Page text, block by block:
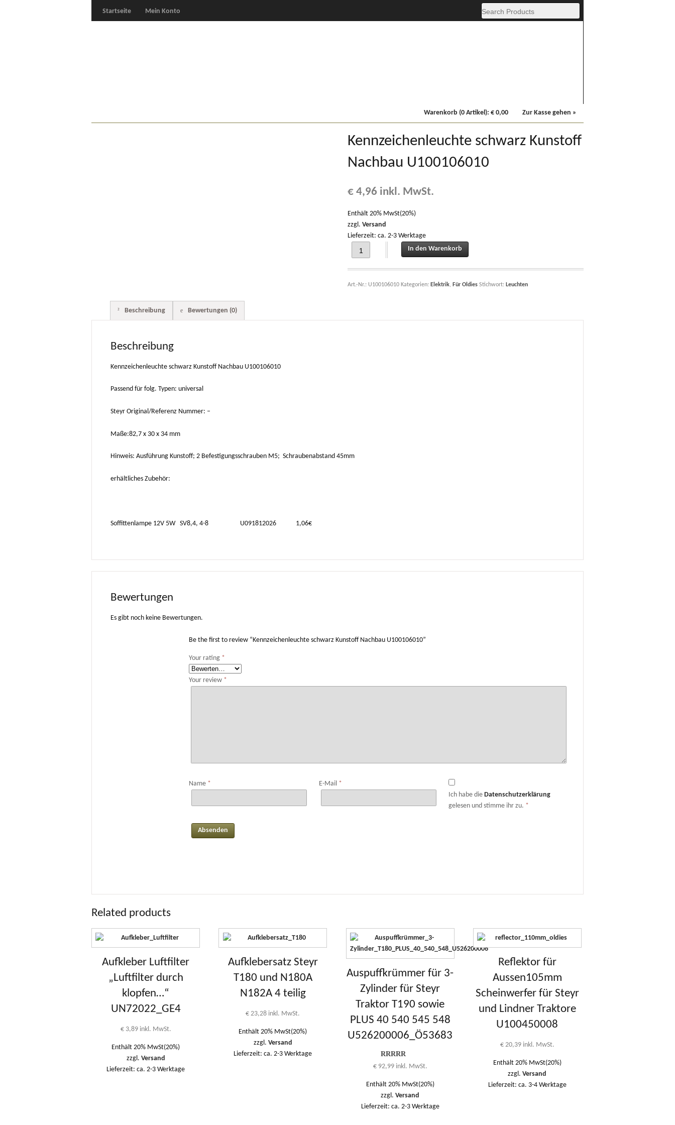
Startseite Mein Konto
Zur Kasse gehen »
Warenkorb (0 Artikel): € 0,00
Kennzeichenleuchte schwarz Kunstoff
Nachbau U100106010
€4,96 inkl. MwSt.
Enthält 20% MwSt(20%)
zzgl. Versand
Lieferzeit: ca. 2-3 Werktage
Kennzeichenleuchte schwarz Kunstoff Nachbau U100106010 quantity
In den Warenkorb
Art.-Nr.: U100106010 Kategorien: Elektrik, Für Oldies Stichwort: Leuchten
Beschreibung Bewertungen (0)
Beschreibung
Kennzeichenleuchte schwarz Kunstoff Nachbau U100106010
Passend für folg. Typen: universal
Steyr Original/Referenz Nummer: –
Maße:82,7 x 30 x 34 mm
Hinweis: Ausführung Kunstoff; 2 Befestigungsschrauben M5; Schraubenabstand 45mm
erhältliches Zubehör:
Soffittenlampe 12V 5W SV8,4, 4-8 U091812026 1,06€
Bewertungen
Es gibt noch keine Bewertungen.
Be the first to review “Kennzeichenleuchte schwarz Kunstoff Nachbau U100106010”
Your rating *
Your review *
Name * E-Mail *
Ich habe dieDatenschutzerklärung
gelesen und stimme ihr zu. *
Related products
Aufkleber Luftfilter
„Luftfilter durch
klopfen…“
UN72022_GE4
€3,89 inkl. MwSt.
Enthält 20% MwSt(20%)
zzgl. Versand
Lieferzeit: ca. 2-3 Werktage
Aufklebersatz Steyr
T180 und N180A
N182A 4 teilig
€ 23,28 inkl. MwSt.
Enthält 20% MwSt(20%)
zzgl. Versand
Lieferzeit: ca. 2-3 Werktage
Auspuffkrümmer für 3-
Zylinder für Steyr
Traktor T190 sowie
PLUS 40 540 545 548
U526200006_Ö53683
Bewertung
5.00
€92,99 inkl. MwSt.
Enthält 20% MwSt(20%)
zzgl.Versand
Lieferzeit: ca. 2-3 Werktage
Reflektor für
Aussen105mm
Scheinwerfer für Steyr
und Lindner Traktore
U100450008
€20,39 inkl. MwSt.
Enthält 20% MwSt(20%)
zzgl.Versand
Lieferzeit: ca. 3-4 Werktage